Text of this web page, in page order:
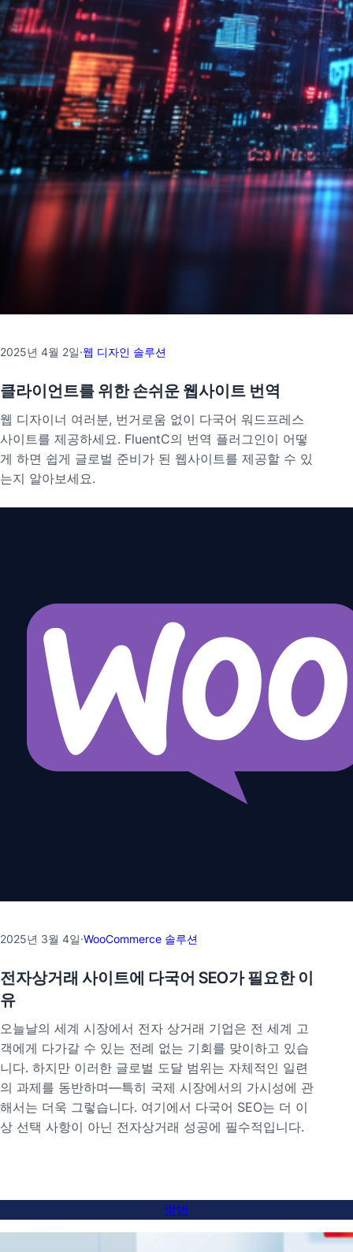
2025년 4월 2일·웹 디자인 솔루션
클라이언트를 위한 손쉬운 웹사이트 번역
웹 디자이너 여러분, 번거로움 없이 다국어 워드프레스
사이트를 제공하세요. FluentC의 번역 플러그인이 어떻
게 하면 쉽게 글로벌 준비가 된 웹사이트를 제공할 수 있
는지 알아보세요.
2025년 3월 4일·WooCommerce 솔루션
전자상거래 사이트에 다국어 SEO가 필요한 이
유
오늘날의 세계 시장에서 전자 상거래 기업은 전 세계 고
객에게 다가갈 수 있는 전례 없는 기회를 맞이하고 있습
니다. 하지만 이러한 글로벌 도달 범위는 자체적인 일련
의 과제를 동반하며—특히 국제 시장에서의 가시성에 관
해서는 더욱 그렇습니다. 여기에서 다국어 SEO는 더 이
상 선택 사항이 아닌 전자상거래 성공에 필수적입니다.
방법